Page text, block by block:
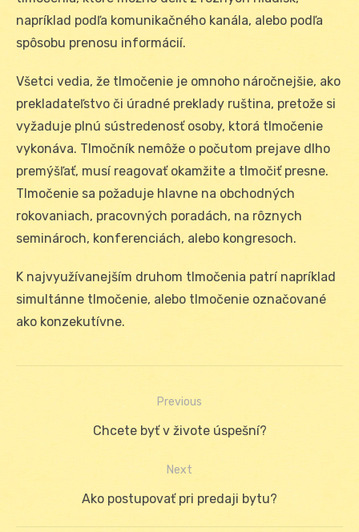
napríklad podľa komunikačného kanála, alebo podľa
spôsobu prenosu informácií.
Všetci vedia, že tlmočenie je omnoho náročnejšie, ako
prekladateľstvo či úradné preklady ruština, pretože si
vyžaduje plnú sústredenosť osoby, ktorá tlmočenie
vykonáva. Tlmočník nemôže o počutom prejave dlho
premýšľať, musí reagovať okamžite a tlmočiť presne.
Tlmočenie sa požaduje hlavne na obchodných
rokovaniach, pracovných poradách, na rôznych
seminároch, konferenciách, alebo kongresoch.
K najvyužívanejším druhom tlmočenia patrí napríklad
simultánne tlmočenie, alebo tlmočenie označované
ako konzekutívne.
Navigácia
Previous
Previous
Chcete byť v živote úspešní?
Next
Next
Ako postupovať pri predaji bytu?